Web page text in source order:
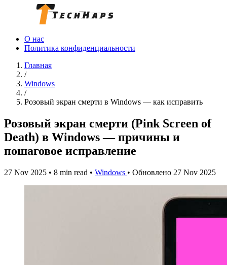
О нас
Политика конфиденциальности
Главная
/
Windows
/
Розовый экран смерти в Windows — как исправить
Розовый экран смерти (Pink Screen of
Death) в Windows — причины и
пошаговое исправление
27 Nov 2025 • 8 min read • Windows • Обновлено 27 Nov 2025